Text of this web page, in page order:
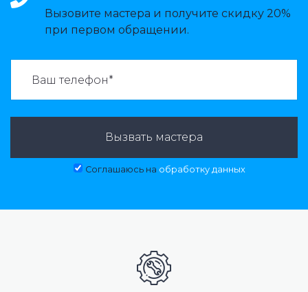
Вызовите мастера и получите скидку 20%
при первом обращении.
Вызвать мастера
Соглашаюсь на обработку данных